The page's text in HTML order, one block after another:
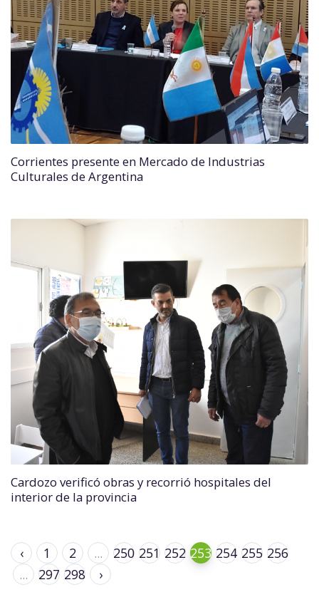
Corrientes presente en Mercado de Industrias
Culturales de Argentina
Cardozo verificó obras y recorrió hospitales del
interior de la provincia
‹ 1 2 ... 250 251 252 253 254 255 256
...
297 298 ›